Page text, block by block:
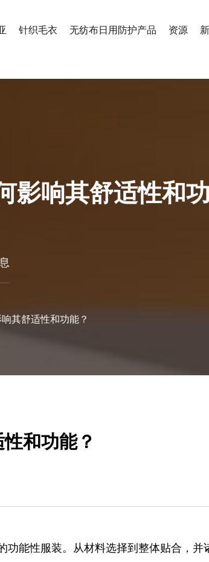
针织毛衣 无纺布日用防护产品 资源
影响其舒适性和
其舒适性和功能？
和功能？
功能性服装。从材料选择到整体贴合，